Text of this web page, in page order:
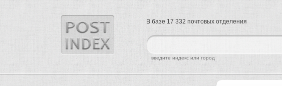
найти
введите индекс или город
В базе 17 332 почтовых отделения